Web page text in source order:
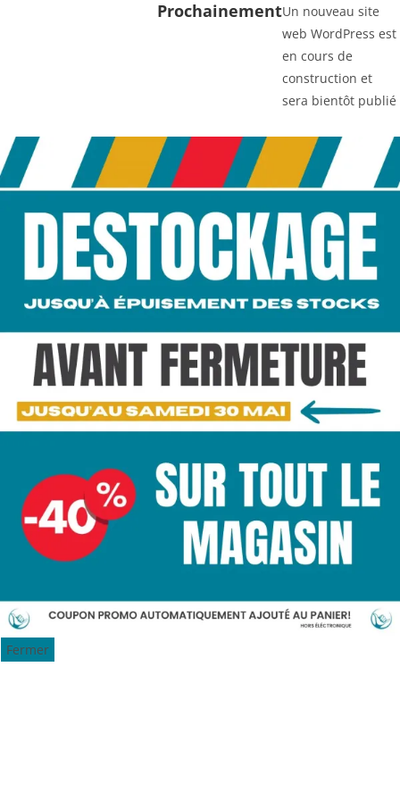
ProchainementUn nouveau site
web WordPress est
en cours de
construction et
sera bientôt publié
Fermer